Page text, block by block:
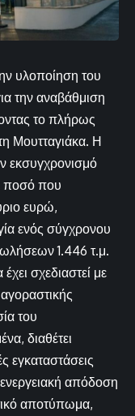
υλοποίηση του
την αναβάθμιση
το πλήρως
Μουτταγιάκα. Η
εκσυγχρονισμό
ποσό που
ευρώ,
ενός σύγχρονου
1.446 τ.μ.
σχεδιαστεί με
του
διαθέτει
εγκαταστάσεις
απόδοση
αποτύπωμα,